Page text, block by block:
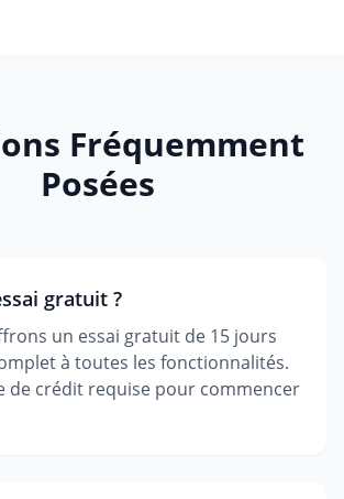
Fréquemment
Posées
gratuit ?
un essai gratuit de 15 jours
à toutes les fonctionnalités.
de crédit requise pour commencer